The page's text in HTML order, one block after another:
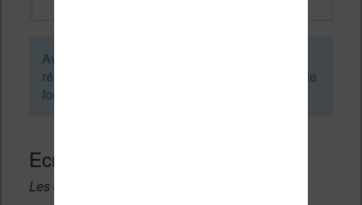
Avant de créer un sujet ou de laisser une
réponse, vous pouvez faire une recherche sur le
forum :
Ecrivez une réponse
Les champs notés avec un * sont obligatoires.